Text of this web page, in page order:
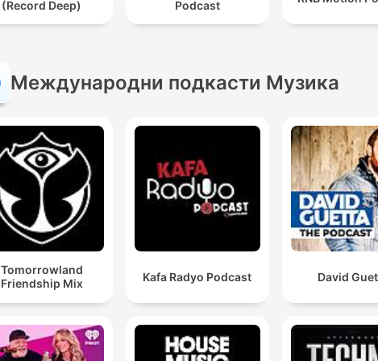
(Record Deep) Podcast
Международни подкасти Музика
Tomorrowland
Friendship Mix
Kafa Radyo Podcast David